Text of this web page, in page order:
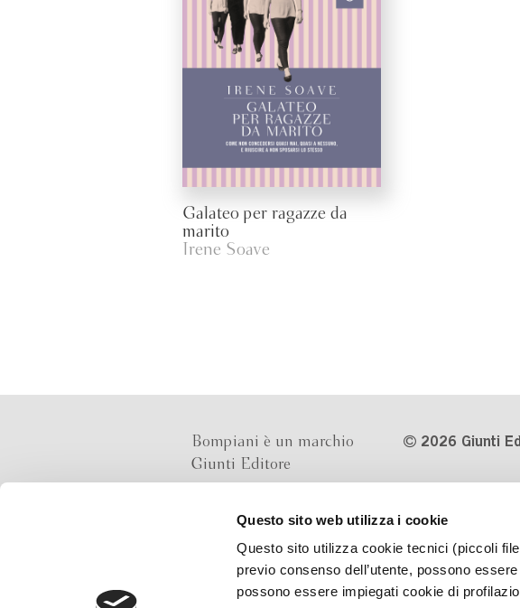
Questo sito web utilizza i cookie
Questo sito utilizza cookie tecnici (piccoli
previo consenso dell’utente, possono
possono essere impiegati cookie di
Galateo per ragazze da
marito
Irene Soave
Bompiani è un marchio
Giunti Editore
Via Bolognese 165,
50139 Firenze
2026 Giunti
Numero
Imprese di